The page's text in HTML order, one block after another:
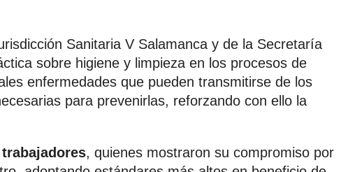
Sanitaria V Salamanca y de la Secretaría
sobre higiene y limpieza en los procesos de
enfermedades que pueden transmitirse de los
para prevenirlas, reforzando con ello la
, quienes mostraron su compromiso por